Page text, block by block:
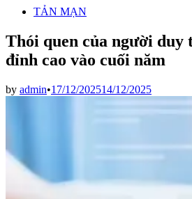
TẢN MẠN
Thói quen của người duy
đỉnh cao vào cuối năm
by admin•17/12/202514/12/2025